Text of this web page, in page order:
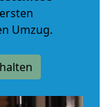
Umzug.